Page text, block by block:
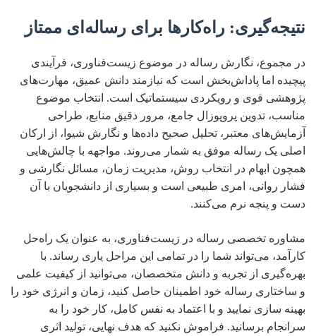
نتیجه‌گیری: راه‌کارها برای رساله‌ای ممتاز
در مجموع، نگارش رساله در موضوع زیست‌فناوری، فرآیندی
پیچیده اما پاداش‌بخش است که نیازمند دانش عمیق، مهارت‌های
پژوهشی قوی و رویکردی سیستماتیک است. انتخاب موضوع
مناسب، تدوین پروپوزال جامع، مرور دقیق منابع، طراحی
آزمایش‌های معتبر، تحلیل صحیح داده‌ها و نگارش شیوا، از ارکان
اصلی یک رساله موفق به شمار می‌روند. مواجهه با چالش‌هایی
همچون ابهام در انتخاب روش، مدیریت زمان، مسائل نگارشی و
فشار روانی، امری طبیعی است و بسیاری از دانشجویان با آن
دست و پنجه نرم می‌کنند.
مشاوره تخصصی رساله در زیست‌فناوری، به عنوان یک راه‌حل
کارآمد، می‌تواند شما را در تمامی این مراحل یاری رساند. با
بهره‌گیری از تجربه و دانش متخصصان، می‌توانید از کیفیت علمی
و ساختاری رساله خود اطمینان حاصل کنید، زمان و انرژی خود را
بهینه سازی نمایید و با اعتماد به نفس کامل، کار خود را به
سرانجام برسانید. فراموش نکنید که هدف نهایی، تولید اثری